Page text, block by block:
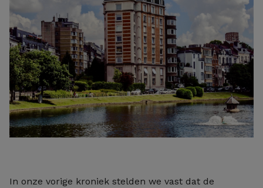
In onze vorige kroniek stelden we vast dat de